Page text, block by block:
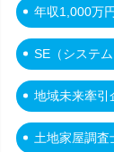
年収1,000万
SE（システム
地域未来牽引
土地家屋調査